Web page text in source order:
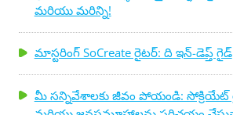
మరియు మరిన్ని!
మాస్టరింగ్ SoCreate రైటర్: ది ఇన్-డెప్త్ గైడ్
మీ సన్నివేశాలకు జీవం పోయండి: సోక్రియేట్